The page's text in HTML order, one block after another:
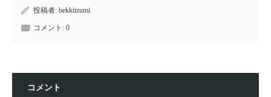
投稿者: bekkiizumi
コメント: 0
コメント